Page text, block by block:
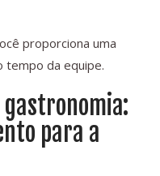
proporciona uma
tempo da equipe.
para a